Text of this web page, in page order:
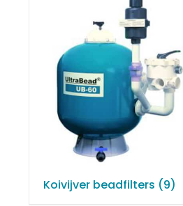
Koivijver beadfilters (9)